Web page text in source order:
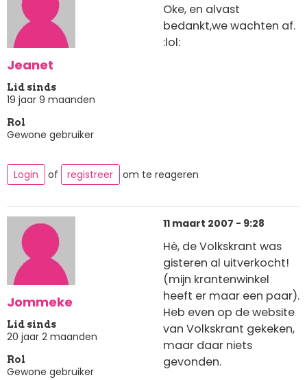
Jeanet
Lid sinds
19 jaar 9 maanden
Rol
Gewone gebruiker
Oke, en alvast
bedankt,we wachten af.
:lol:
Login of registreer om te reageren
Jommeke
Lid sinds
20 jaar 2 maanden
Rol
Gewone gebruiker
11 maart 2007 - 9:28
Hè, de Volkskrant was
gisteren al uitverkocht!
(mijn krantenwinkel
heeft er maar een paar).
Heb even op de website
van Volkskrant gekeken,
maar daar niets
gevonden.